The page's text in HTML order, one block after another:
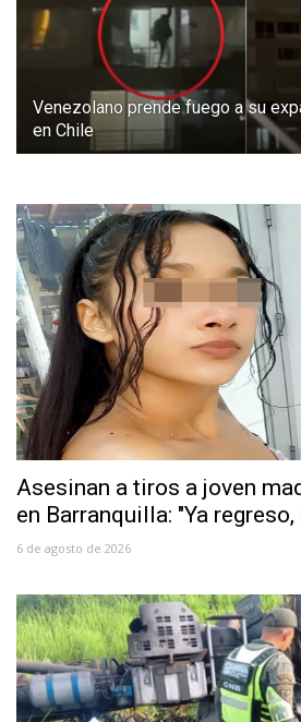
Venezolano prende fuego a su
en Chile
Asesinan a tiros a joven
en Barranquilla: "Ya
6 de agosto de 2026